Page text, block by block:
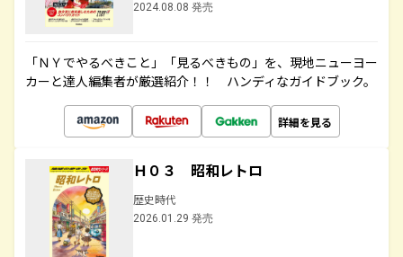
2024.08.08 発売
「ＮＹでやるべきこと」「見るべきもの」を、現地ニューヨー
カーと達人編集者が厳選紹介！！ ハンディなガイドブック。
詳細を見る
Ｈ０３ 昭和レトロ
歴史時代
2026.01.29 発売